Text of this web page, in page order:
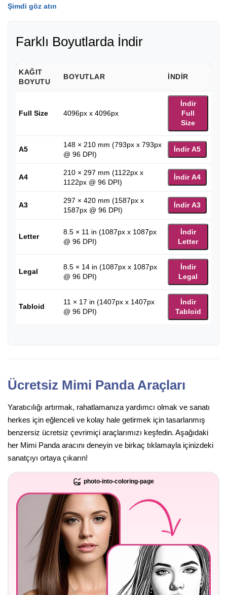
Şimdi göz atın
Farklı Boyutlarda İndir
KAĞIT
BOYUTU
BOYUTLAR İNDIR
Full Size 4096px x 4096px
İndir
Full
Size
A5
148 × 210 mm (793px x 793px
@ 96 DPI)
İndir A5
A4
210 × 297 mm (1122px x
1122px @ 96 DPI)
İndir A4
A3
297 × 420 mm (1587px x
1587px @ 96 DPI)
İndir A3
Letter
8.5 × 11 in (1087px x 1087px
@ 96 DPI)
İndir
Letter
Legal
8.5 × 14 in (1087px x 1087px
@ 96 DPI)
İndir
Legal
Tabloid
11 × 17 in (1407px x 1407px
@ 96 DPI)
İndir
Tabloid
Ücretsiz Mimi Panda Araçları
Yaratıcılığı artırmak, rahatlamanıza yardımcı olmak ve sanatı
herkes için eğlenceli ve kolay hale getirmek için tasarlanmış
benzersiz ücretsiz çevrimiçi araçlarımızı keşfedin. Aşağıdaki
her Mimi Panda aracını deneyin ve birkaç tıklamayla içinizdeki
sanatçıyı ortaya çıkarın!
photo-into-coloring-page